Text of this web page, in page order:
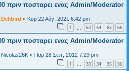
πριν ποσταρει ενας Admin/Moderator
Delibird « Κυρ 22 Αύγ, 2021 6:42 pm
1 63 64 65 66
πριν ποσταρει ενας Admin/Moderator
Nicolas26K « Παρ 28 Σεπ, 2012 7:29 pm
1 … 33 34 35 36